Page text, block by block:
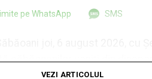
pe WhatsApp SMS
săbăonenilor veniți din
VEZI ARTICOLUL